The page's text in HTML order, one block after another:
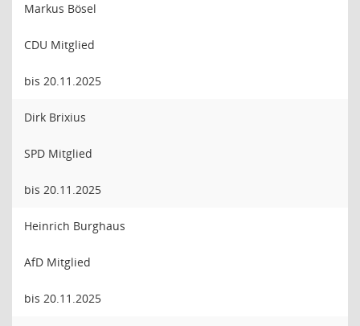
Markus Bösel
CDU Mitglied
bis 20.11.2025
Dirk Brixius
SPD Mitglied
bis 20.11.2025
Heinrich Burghaus
AfD Mitglied
bis 20.11.2025